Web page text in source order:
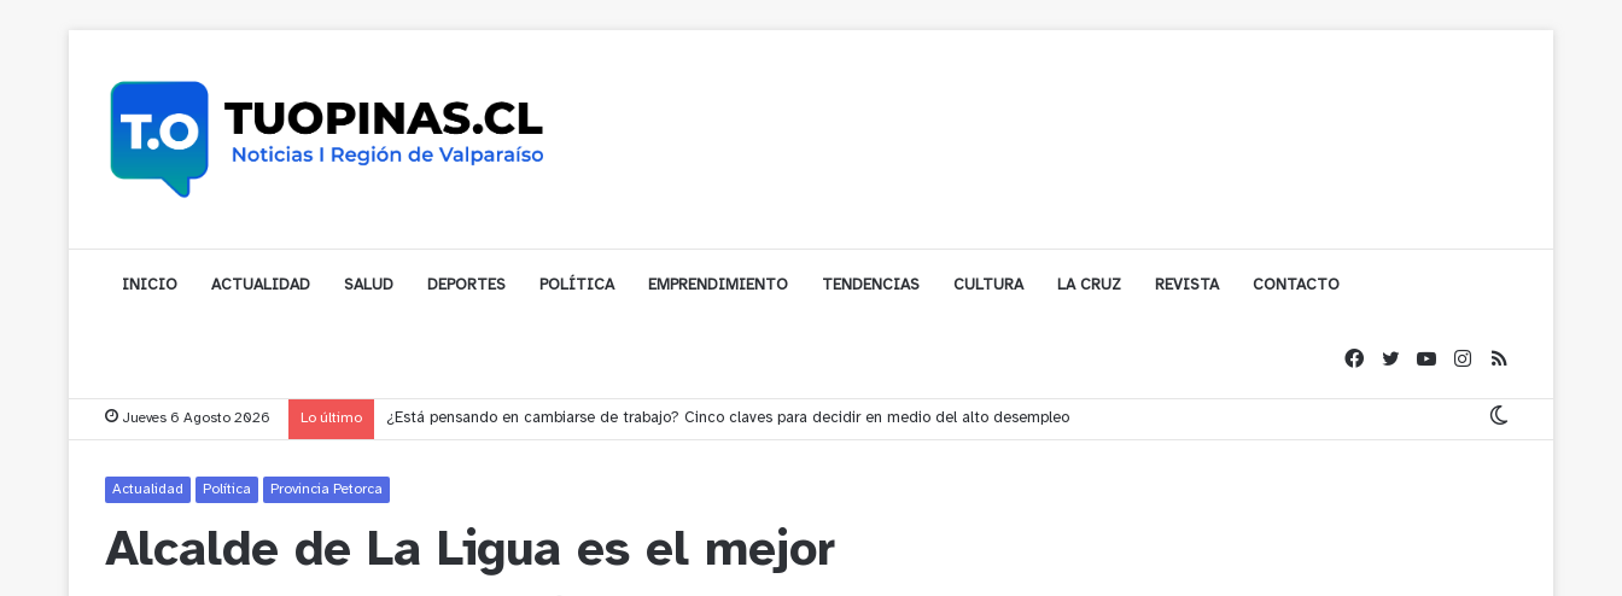
INICIO ACTUALIDAD SALUD DEPORTES POLÍTICA EMPRENDIMIENTO TENDENCIAS CULTURA LA CRUZ REVISTA CONTACTO
Jueves 6 Agosto 2026 Lo último Gobernador compromete financiamiento para avanzar en la construcción del Puente Colón de Limache
Actualidad Política Provincia Petorca
Alcalde de La Ligua es el mejor